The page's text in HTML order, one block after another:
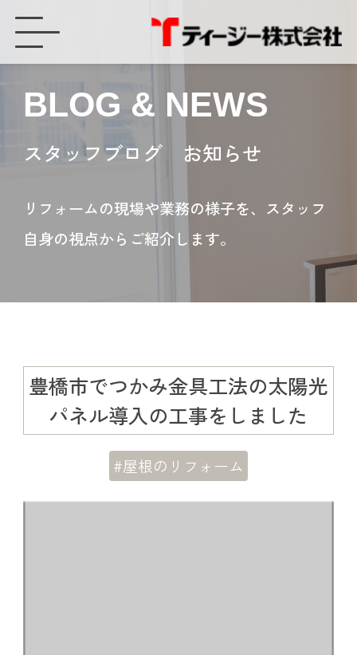
BLOG & NEWS
スタッフブログ お知らせ
リフォームの現場や業務の様子を、スタッフ
自身の視点からご紹介します。
豊橋市でつかみ金具工法の太陽光
パネル導入の工事をしました
#屋根のリフォーム